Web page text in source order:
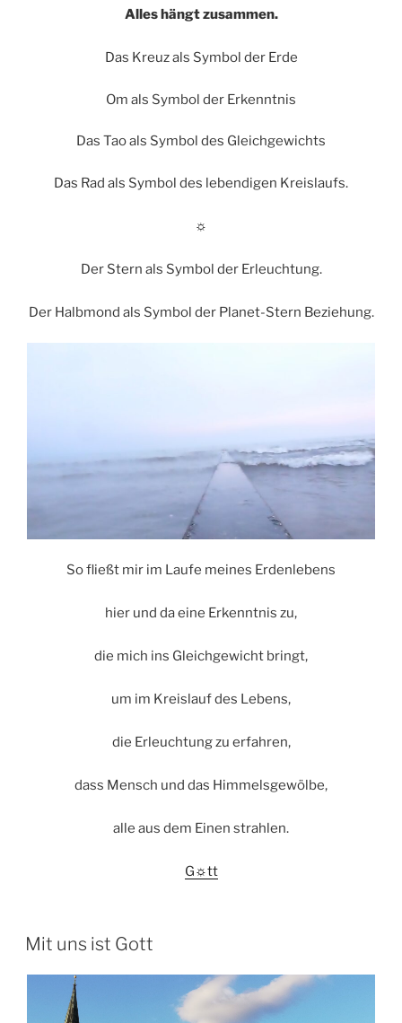
Alles hängt zusammen.
Das Kreuz als Symbol der Erde
Om als Symbol der Erkenntnis
Das Tao als Symbol des Gleichgewichts
Das Rad als Symbol des lebendigen Kreislaufs.
☼
Der Stern als Symbol der Erleuchtung.
Der Halbmond als Symbol der Planet-Stern Beziehung.
So fließt mir im Laufe meines Erdenlebens
hier und da eine Erkenntnis zu,
die mich ins Gleichgewicht bringt,
um im Kreislauf des Lebens,
die Erleuchtung zu erfahren,
dass Mensch und das Himmelsgewölbe,
alle aus dem Einen strahlen.
G☼tt
VERÖFFENTLICHT
AM
Mit uns ist Gott